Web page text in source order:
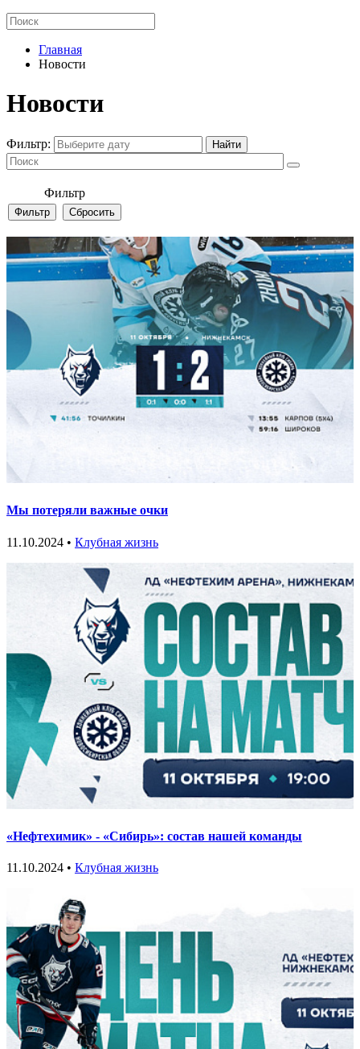
Главная
Новости
Новости
Фильтр:
Фильтр
Мы потеряли важные очки
11.10.2024 • Клубная жизнь
«Нефтехимик» - «Сибирь»: состав нашей команды
11.10.2024 • Клубная жизнь